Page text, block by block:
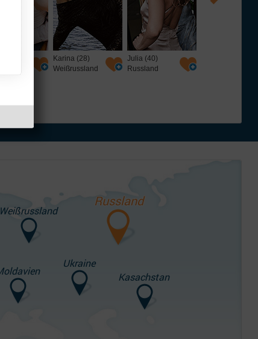
Julia (40)
Russland
Alesya (39)
Weißrussland
Weißrussland
Russland
Ukraine
Kasachstan